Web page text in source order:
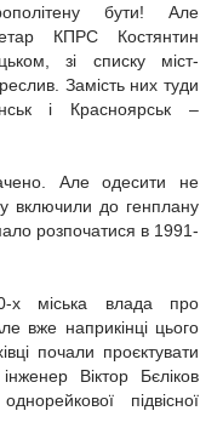
бути! Але
КПРС Костянтин
зі списку міст-
Замість них туди
і Красноярськ –
Але одесити не
включили до генплану
розпочатися в 1991-
х міська влада про
вже наприкінці цього
почали проєктувати
Віктор Бєліков
підвісної